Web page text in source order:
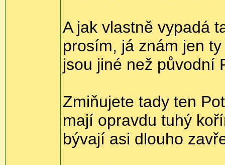
A jak vlastně vypadá
prosím, já znám jen
jsou jiné než původní
Zmiňujete tady ten
mají opravdu tuhý
bývají asi dlouho